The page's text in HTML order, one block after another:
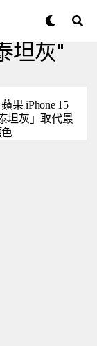
坦灰"
果 iPhone 15
坦灰」取代最